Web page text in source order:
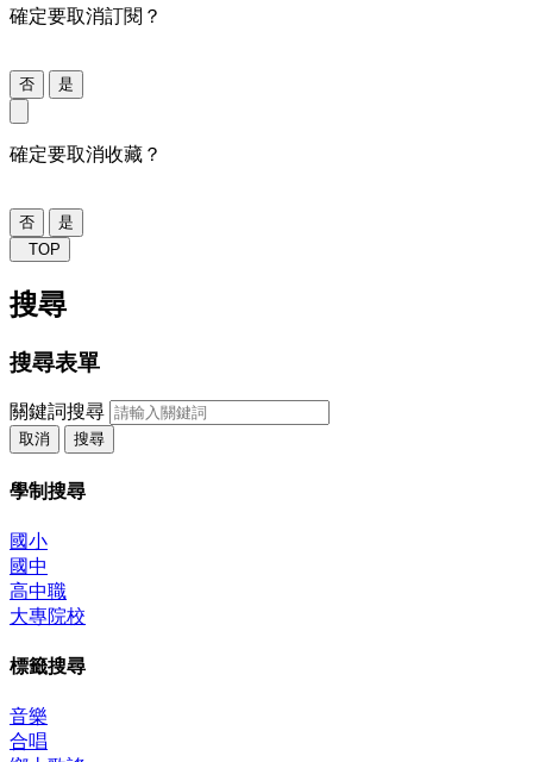
確定要取消訂閱？
否 是
確定要取消收藏？
否
是
TOP
搜尋
搜尋表單
關鍵詞搜尋
取消 搜尋
學制搜尋
國小
國中
高中職
大專院校
標籤搜尋
音樂
合唱